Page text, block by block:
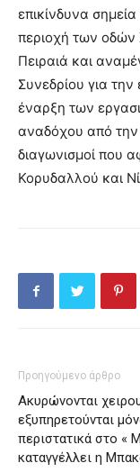
επικίνδυνα
περιοχή των
Πειραιά και
Συνεδρίου για
έναρξη των
αναδόχου από την
διαγωνισμοί που
Κορυδαλλού και
Προηγούμενο άρθρο
Ακυρώνονται
εξυπηρετούνται
περιστατικά στο «
καταγγέλλει η